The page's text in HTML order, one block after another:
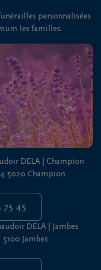
personnalisées
les familles.
DELA | Champion
5020 Champion
75 45
DELA | Jambes
Jambes